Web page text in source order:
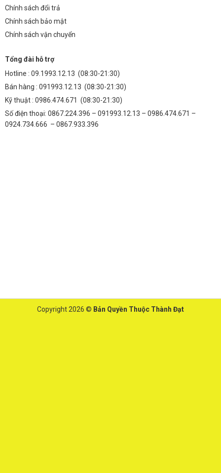
Chính sách đổi trả
Chính sách bảo mật
Chính sách vận chuyển
Tổng đài hỗ trợ
Hotline : 09.1993.12.13 (08:30-21:30)
Bán hàng : 091993.12.13 (08:30-21:30)
Kỹ thuật : 0986.474.671 (08:30-21:30)
Số điện thoại: 0867.224.396 – 091993.12.13 – 0986.474.671 –
0924.734.666 – 0867.933.396
Copyright 2026 © Bản Quyền Thuộc Thành Đạt